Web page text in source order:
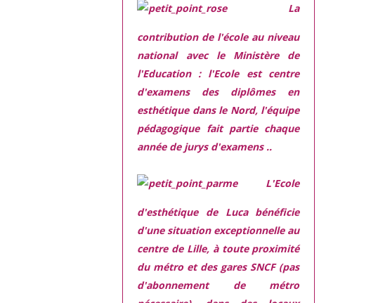
La
contribution de l'école au niveau
national avec le Ministère de
l'Education : l'Ecole est centre
d'examens des diplômes en
esthétique dans le Nord, l'équipe
pédagogique fait partie chaque
année de jurys d'examens ..
L'Ecole
d'esthétique de Luca bénéficie
d'une situation exceptionnelleau
centre de Lille, à toute proximité
du métro et des gares SNCF (pas
d'abonnement de métro